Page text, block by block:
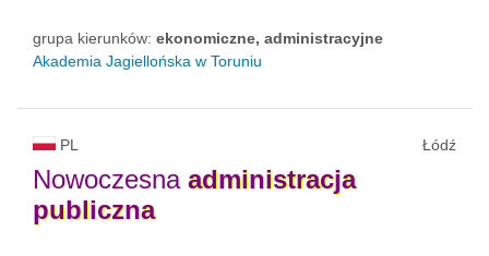
grupa kierunków: ekonomiczne, administracyjne
Akademia Jagiellońska w Toruniu
PL Łódź
Nowoczesna administracja
publiczna